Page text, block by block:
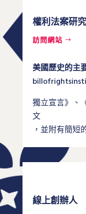
權利法案研
訪問網站
美國歷史的主
獨立宣言》、
文
，並附有簡短
線上創辦人